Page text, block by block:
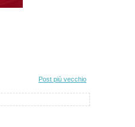
Post più vecchio